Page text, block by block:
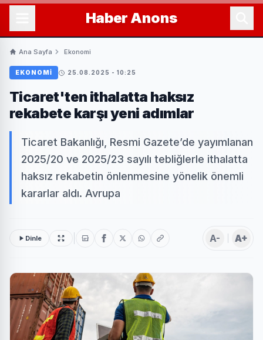
Haber Anons
Ana Sayfa Ekonomi
EKONOMI 25.08.2025 - 10:25
Ticaret'ten ithalatta haksız
rekabete karşı yeni adımlar
Ticaret Bakanlığı, Resmi Gazete’de yayımlanan
2025/20 ve 2025/23 sayılı tebliğlerle ithalatta
haksız rekabetin önlenmesine yönelik önemli
kararlar aldı. Avrupa
Dinle A- A+